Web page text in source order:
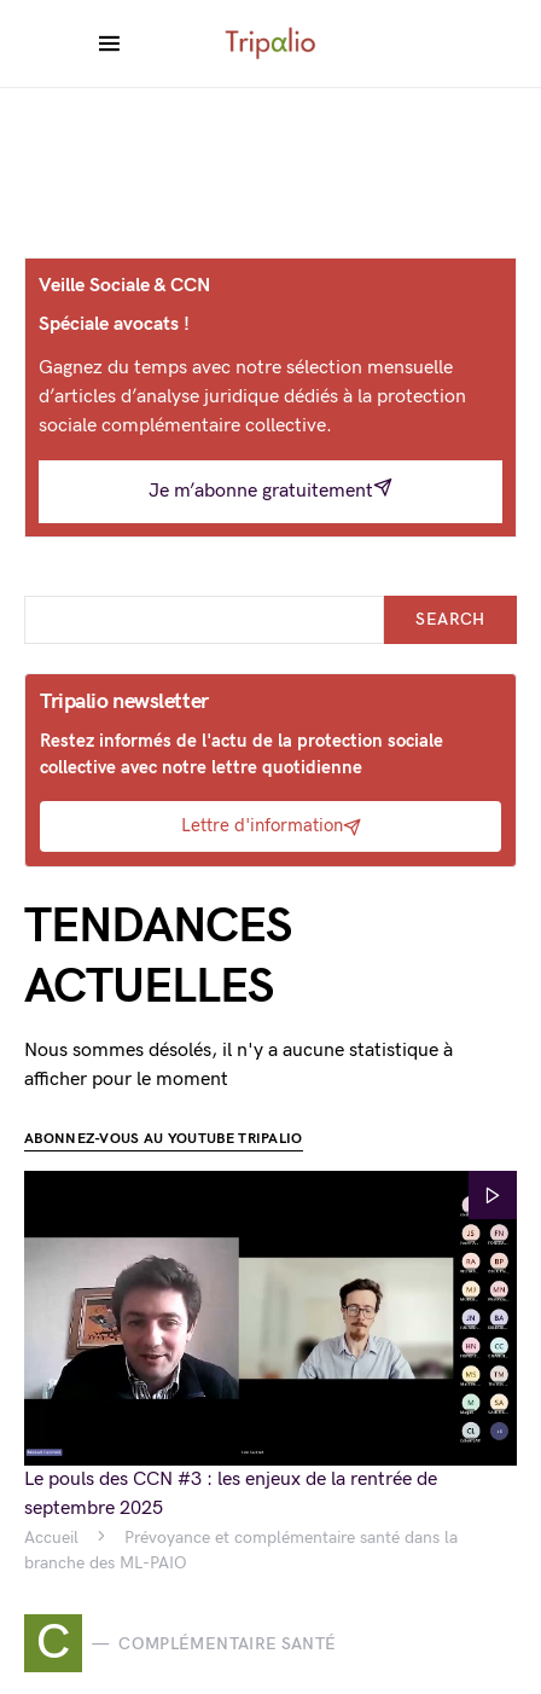
Accueil
Prévoyance et complémentaire santé dans la
branche des ML-PAIO
C COMPLÉMENTAIRE SANTÉ
Veille Sociale & CCN
Spéciale avocats !
Gagnez du temps avec notre sélection mensuelle
d’articles d’analyse juridique dédiés à la protection
sociale complémentaire collective.
Je m’abonne gratuitement
SEARCH
Tripalio newsletter
Restez informés de l'actu de la protection sociale
collective avec notre lettre quotidienne
Lettre d'information
TENDANCES
ACTUELLES
Nous sommes désolés, il n'y a aucune statistique à
afficher pour le moment
ABONNEZ-VOUS AU YOUTUBE TRIPALIO
Le pouls des CCN #3 : les enjeux de la rentrée de
septembre 2025